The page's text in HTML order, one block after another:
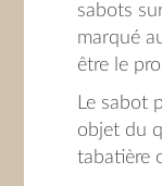
sabots
marqué
être le
Le sabot
objet du
tabatière